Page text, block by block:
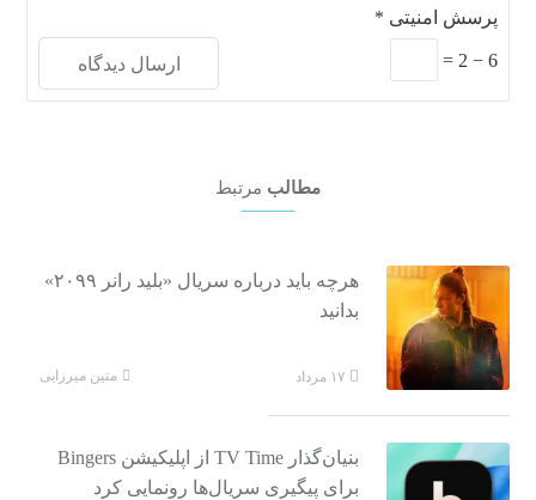
پرسش امنیتی *
6
−
2
=
مطالب مرتبط
هرچه باید درباره سریال «بلید رانر ۲۰۹۹»
بدانید
۱۷ مرداد متین میرزایی
بنیان‌گذار TV Time از اپلیکیشن Bingers
برای پیگیری سریال‌ها رونمایی کرد